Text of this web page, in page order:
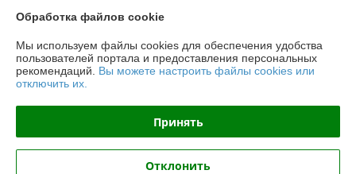
Доставка и оплата
График работы
Полная версия сайта
Обработка файлов cookie
Мы используем файлы cookies для обеспечения удобства
пользователей портала и предоставления персональных
рекомендаций. Вы можете настроить файлы cookies или
отключить их.
Принять
Отклонить